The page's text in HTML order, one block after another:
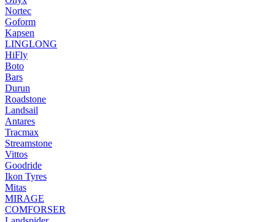
Nortec
Goform
Kapsen
LINGLONG
HiFly
Boto
Bars
Durun
Roadstone
Landsail
Antares
Tracmax
Streamstone
Vittos
Goodride
Ikon Tyres
Mitas
MIRAGE
COMFORSER